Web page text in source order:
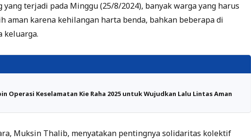
yang terjadi pada Minggu (25/8/2024), banyak warga yang harus
aman karena kehilangan harta benda, bahkan beberapa di
keluarga.
Operasi Keselamatan Kie Raha 2025 untuk Wujudkan Lalu Lintas Aman
Muksin Thalib, menyatakan pentingnya solidaritas kolektif